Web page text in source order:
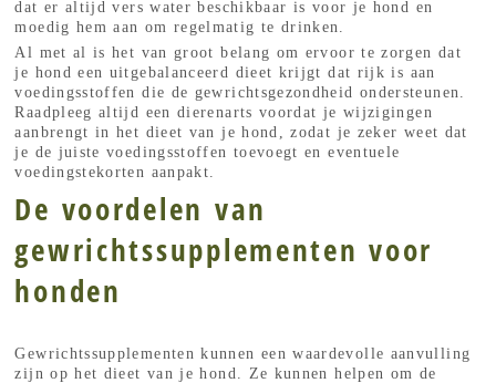
dat er altijd vers water beschikbaar is voor je hond en
moedig hem aan om regelmatig te drinken.
Al met al is het van groot belang om ervoor te zorgen dat
je hond een uitgebalanceerd dieet krijgt dat rijk is aan
voedingsstoffen die de gewrichtsgezondheid ondersteunen.
Raadpleeg altijd een dierenarts voordat je wijzigingen
aanbrengt in het dieet van je hond, zodat je zeker weet dat
je de juiste voedingsstoffen toevoegt en eventuele
voedingstekorten aanpakt.
De voordelen van
gewrichtssupplementen voor
honden
Gewrichtssupplementen kunnen een waardevolle aanvulling
zijn op het dieet van je hond. Ze kunnen helpen om de